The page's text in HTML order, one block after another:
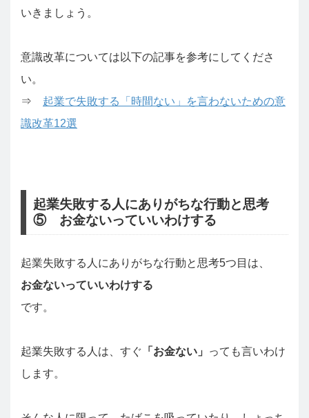
いきましょう。
意識改革については以下の記事を参考にしてくださ
い。
⇒ 起業で失敗する「時間ない」を言わないための意
識改革12選
起業失敗する人にありがちな行動と思考
⑤ お金ないっていいわけする
起業失敗する人にありがちな行動と思考5つ目は、
お金ないっていいわけする
です。
起業失敗する人は、すぐ 「お金ない」
っても言いわけ
します。